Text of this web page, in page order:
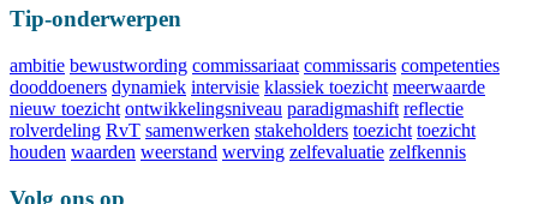
Tip-onderwerpen
ambitie bewustwording commissariaat commissaris competenties
dooddoeners dynamiek intervisie klassiek toezicht meerwaarde
nieuw toezicht ontwikkelingsniveau paradigmashift reflectie
rolverdeling RvT samenwerken stakeholders toezicht toezicht
houden waarden weerstand werving zelfevaluatie zelfkennis
Volg ons op